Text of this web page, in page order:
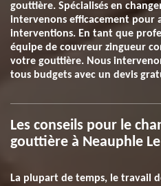
gouttière. Spécialisés en
intervenons efficacement pour
interventions. En tant que
équipe de couvreur zingueur
votre gouttière. Nous
tous budgets avec un devis
Les conseils pour le
gouttière à Neauphle
La plupart de temps, le travail